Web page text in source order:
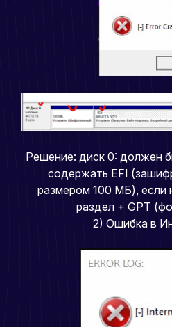
Решение: диск 0: должен
содержать EFI
размером 100 МБ), если
раздел + GPT
2) Ошибка в